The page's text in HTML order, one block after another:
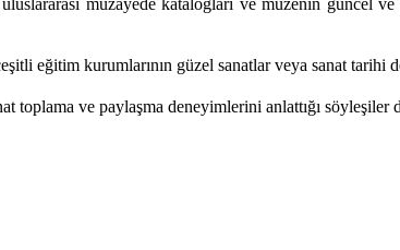
müzayede katalogları ve müzenin güncel
eğitim kurumlarının güzel sanatlar veya sanat tarihi
ve paylaşma deneyimlerini anlattığı